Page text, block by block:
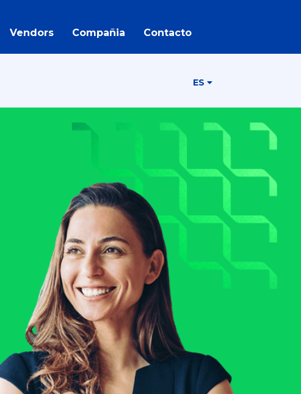
Vendors Compañia Contacto
ES